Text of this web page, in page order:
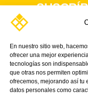
En nuestro sitio web,
ofrecer una mejor
tecnologías son
que otras nos permiten
ofrecemos, mejorando así tu
datos personales como